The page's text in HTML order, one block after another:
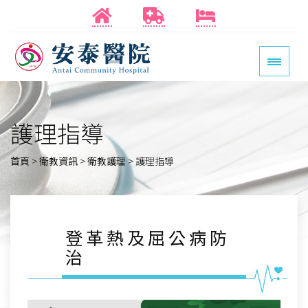
護理指導
首頁 >衛教資訊 >衛教護理> 護理指導
登革熱及屈公病防
治